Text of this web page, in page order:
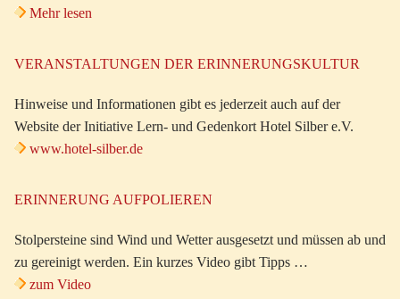
Mehr lesen
VERANSTALTUNGEN DER ERINNERUNGSKULTUR
Hinweise und Informationen gibt es jederzeit auch auf der
Website der Initiative Lern- und Gedenkort Hotel Silber e.V.
www.hotel-silber.de
ERINNERUNG AUFPOLIEREN
Stolpersteine sind Wind und Wetter ausgesetzt und müssen ab und
zu gereinigt werden. Ein kurzes Video gibt Tipps …
zum Video